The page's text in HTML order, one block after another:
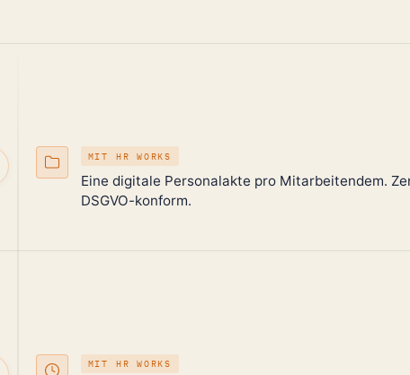
MIT HR WORKS
Eine digitale Personalakte pro Mitarbeitendem.
DSGVO-konform.
MIT HR WORKS